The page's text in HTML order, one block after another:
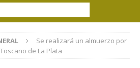
Se realizará un almuerzo por
de La Plata